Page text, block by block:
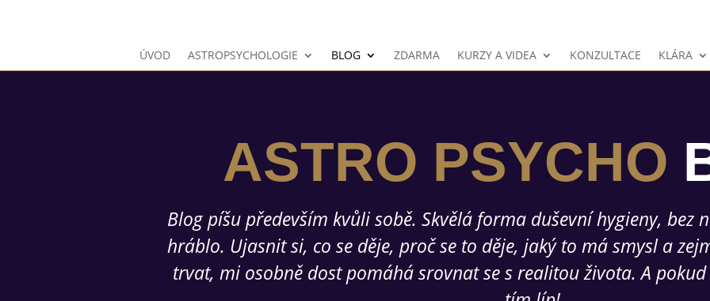
ÚVOD ASTROPSYCHOLOGIE BLOG ZDARMA KURZY A VIDEA KONZULTACE KLÁRA
ASTRO PSYCHO
Blog píšu především kvůli sobě. Skvělá forma duševní hygieny, bez
hráblo. Ujasnit si, co se děje, proč se to děje, jaký to má smysl a
trvat, mi osobně dost pomáhá srovnat se s realitou života. A